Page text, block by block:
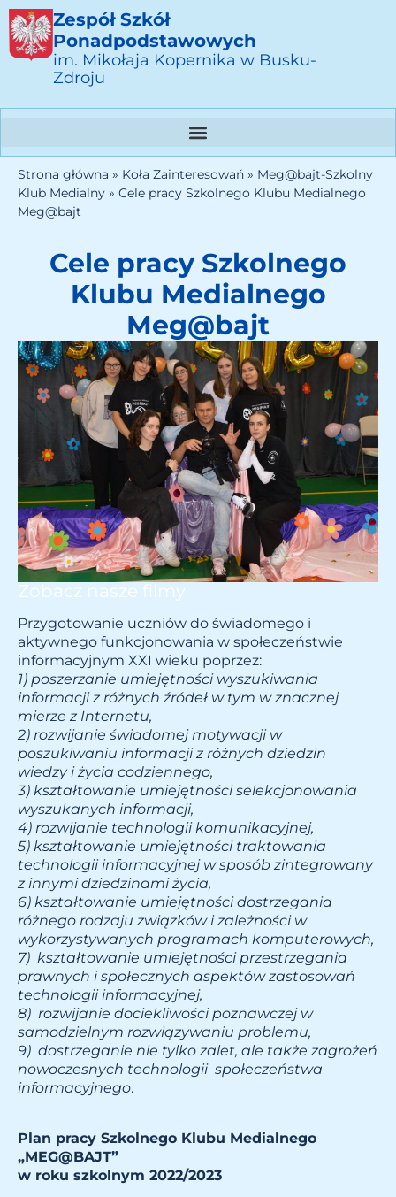
Zespół Szkół
Ponadpodstawowych
im. Mikołaja Kopernika w Busku-
Zdroju
Strona główna » Koła Zainteresowań » Meg@bajt-Szkolny
Klub Medialny » Cele pracy Szkolnego Klubu Medialnego
Meg@bajt
Cele pracy Szkolnego
Klubu Medialnego
Meg@bajt
Zobacz nasze filmy
Przygotowanie uczniów do świadomego i
aktywnego funkcjonowania w społeczeństwie
informacyjnym XXI wieku poprzez:
1) poszerzanie umiejętności wyszukiwania
informacji z różnych źródeł w tym w znacznej
mierze z Internetu,
2) rozwijanie świadomej motywacji w
poszukiwaniu informacji z różnych dziedzin
wiedzy i życia codziennego,
3) kształtowanie umiejętności selekcjonowania
wyszukanych informacji,
4) rozwijanie technologii komunikacyjnej,
5) kształtowanie umiejętności traktowania
technologii informacyjnej w sposób zintegrowany
z innymi dziedzinami życia,
6) kształtowanie umiejętności dostrzegania
różnego rodzaju związków i zależności w
wykorzystywanych programach komputerowych,
7) kształtowanie umiejętności przestrzegania
prawnych i społecznych aspektów zastosowań
technologii informacyjnej,
8) rozwijanie dociekliwości poznawczej w
samodzielnym rozwiązywaniu problemu,
9) dostrzeganie nie tylko zalet, ale także zagrożeń
nowoczesnych technologii społeczeństwa
informacyjnego.
Plan pracy Szkolnego Klubu Medialnego
„MEG@BAJT”
w roku szkolnym 2022/2023